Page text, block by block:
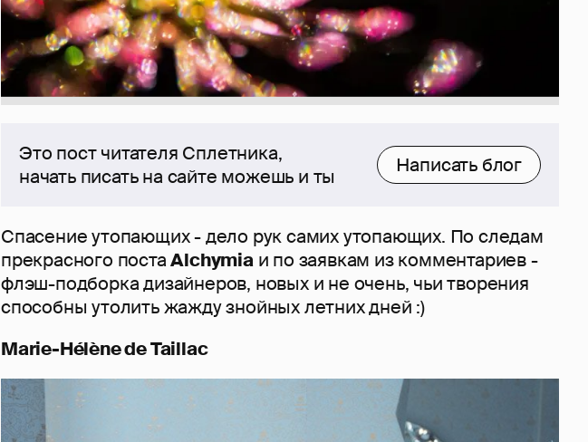
Это пост читателя Сплетника,
начать писать на сайте можешь и ты
Написать блог
Спасение утопающих - дело рук самих утопающих. По следам
прекрасного постаAlchymiaи по заявкам из комментариев -
флэш-подборка дизайнеров, новых и не очень, чьи творения
способны утолить жажду знойных летних дней :)
Marie-Hélène de Taillac